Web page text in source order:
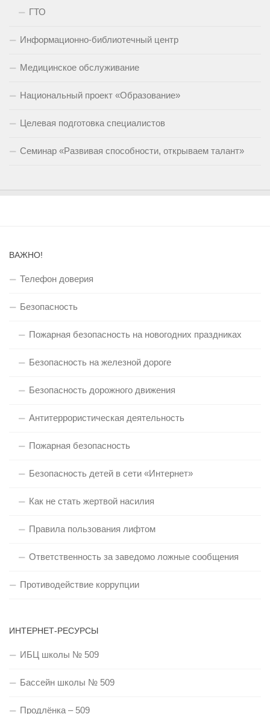
ГТО
Информационно-библиотечный центр
Медицинское обслуживание
Национальный проект «Образование»
Целевая подготовка специалистов
Семинар «Развивая способности, открываем талант»
ВАЖНО!
Телефон доверия
Безопасность
Пожарная безопасность на новогодних праздниках
Безопасность на железной дороге
Безопасность дорожного движения
Антитеррористическая деятельность
Пожарная безопасность
Безопасность детей в сети «Интернет»
Как не стать жертвой насилия
Правила пользования лифтом
Ответственность за заведомо ложные сообщения
Противодействие коррупции
ИНТЕРНЕТ-РЕСУРСЫ
ИБЦ школы № 509
Бассейн школы № 509
Продлёнка – 509